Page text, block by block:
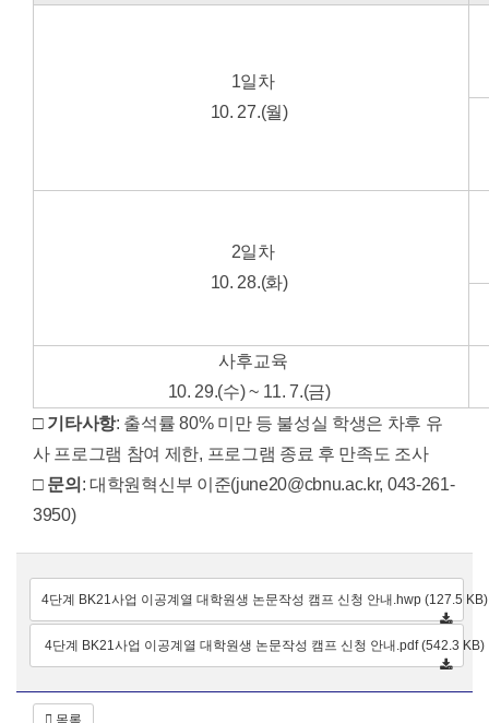
1일차
10. 27.(월)
2일차
10. 28.(화)
사후교육
10. 29.(수) ~ 11. 7.(금)
□ 기타사항: 출석률 80% 미만 등 불성실 학생은 차후 유
사 프로그램 참여 제한, 프로그램 종료 후 만족도 조사
□ 문의 : 대학원혁신부 이준(june20@cbnu.ac.kr, 043-261-
3950)
4단계 BK21사업 이공계열 대학원생 논문작성 캠프 신청 안내.hwp (127.5 KB)
4단계 BK21사업 이공계열 대학원생 논문작성 캠프 신청 안내.pdf (542.3 KB)
목록